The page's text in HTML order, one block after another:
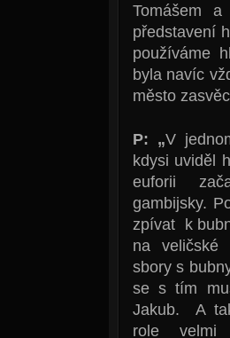
Tomášem
představení
používáme
byla navíc
město
P: „V
kdysi uviděl
euforii
gambijsky.
zpívat k
na veličské
sbory s
se s tím
Jakub. A
role velmi